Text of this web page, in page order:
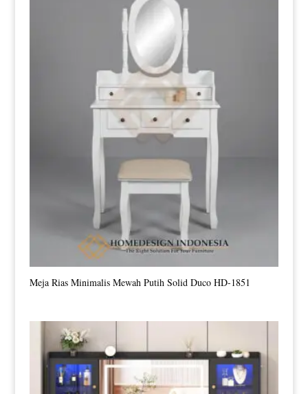
Meja Rias Minimalis Mewah Putih Solid Duco HD-1851